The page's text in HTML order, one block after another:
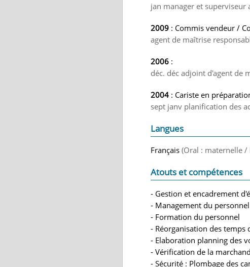
jan manager et
2009 : Commis vendeur /
agent de maîtrise
2006 :
déc. déc adjoint d'agent de
2004 : Cariste en
sept janv planification des
Langues
Français (Oral : maternelle /
Atouts et compétences
- Gestion et encadrement
- Management du
- Formation du personnel
- Réorganisation des
- Elaboration planning des
- Vérification de la
- Sécurité : Plombage des